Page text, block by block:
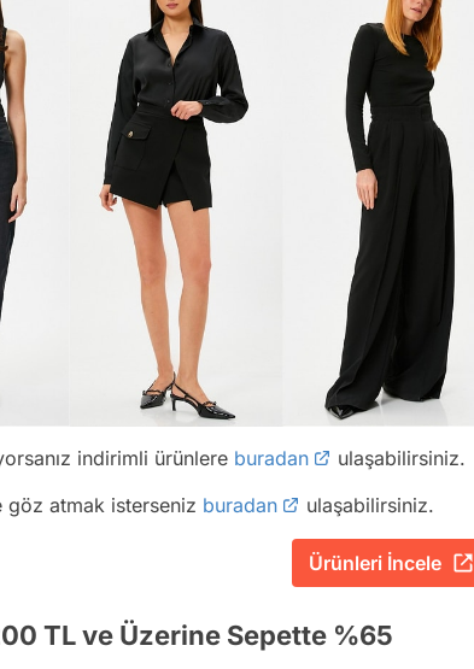
indirimli ürünlere buradan
ulaşabilirsiniz.
göz atmak isterseniz buradan ulaşabilirsiniz.
Ürünleri İncele
TL ve Üzerine Sepette %65